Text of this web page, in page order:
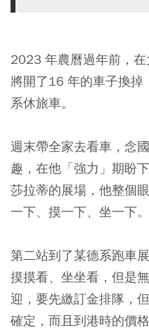
2023 年農曆過年前，
將開了16 年的車子換掉
系休旅車。
週末帶全家去看車，念
趣，在他「強力」期盼
莎拉蒂的展場，他整個
一下、摸一下、坐一下。
第二站到了某德系跑車
摸摸看、坐坐看，但是
迎，要先繳訂金排隊，
確定，而且到港時的價格